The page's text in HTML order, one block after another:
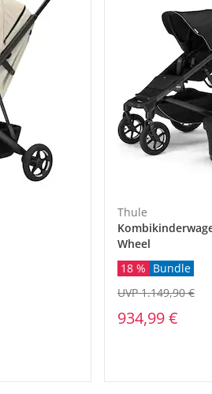
Thule
Wheel
18 % Bundle
934,99 €
UVP 1.149,90 €